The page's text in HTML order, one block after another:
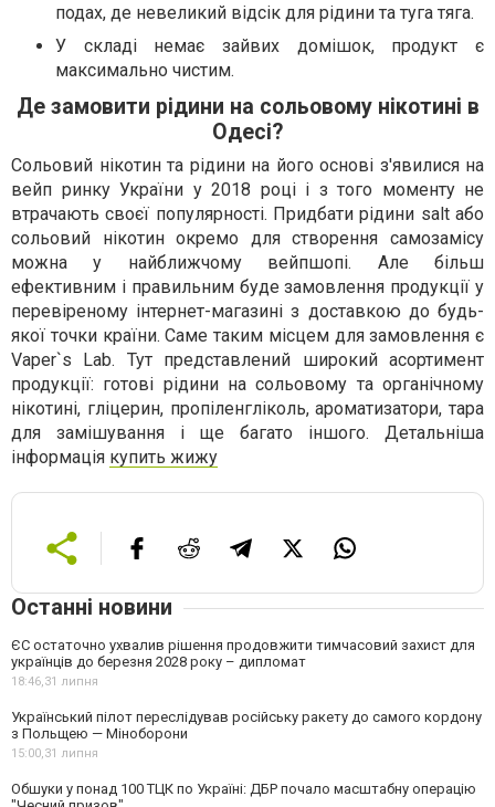
подах, де невеликий відсік для рідини та туга тяга.
У складі немає зайвих домішок, продукт є
максимально чистим.
Де замовити рідини на сольовому нікотині в
Одесі?
Сольовий нікотин та рідини на його основі з'явилися на
вейп ринку України у 2018 році і з того моменту не
втрачають своєї популярності. Придбати рідини salt або
сольовий нікотин окремо для створення самозамісу
можна у найближчому вейпшопі. Але більш
ефективним і правильним буде замовлення продукції у
перевіреному інтернет-магазині з доставкою до будь-
якої точки країни. Саме таким місцем для замовлення є
Vaper`s Lab. Тут представлений широкий асортимент
продукції: готові рідини на сольовому та органічному
нікотині, гліцерин, пропіленгліколь, ароматизатори, тара
для замішування і ще багато іншого. Детальніша
інформація купить жижу
Останні новини
ЄС остаточно ухвалив рішення продовжити тимчасовий захист для
українців до березня 2028 року – дипломат
18:46,31 липня
Український пілот переслідував російську ракету до самого кордону
з Польщею — Міноборони
15:00,31 липня
Обшуки у понад 100 ТЦК по Україні: ДБР почало масштабну операцію